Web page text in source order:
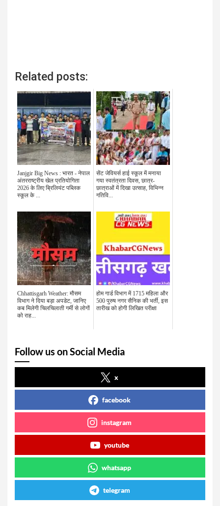
Related posts:
Janjgir Big News : भारत - नेपाल
अंतरराष्ट्रीय खेल प्रतियोगिता
2026 के लिए ब्रिलियंट पब्लिक
स्कूल के ...
सेंट जेवियर्स हाई स्कूल में मनाया
गया स्वतंत्रता दिवस, छात्र-
छात्राओं में दिखा उत्साह, विभिन्न
गतिवि...
Chhattisgarh Weather: मौसम
विभाग ने दिया बड़ा अपडेट, जानिए
कब मिलेगी चिलचिलाती गर्मी से लोगों
को राह...
होम गार्ड विभाग में 1715 महिला और
500 पुरुष नगर सैनिक की भर्ती, इस
तारीख को होगी लिखित परीक्षा
Follow us on Social Media
x
facebook
instagram
youtube
whatsapp
telegram